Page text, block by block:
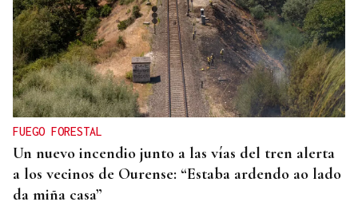
FUEGO FORESTAL
Un nuevo incendio junto a las vías del tren alerta
a los vecinos de Ourense: “Estaba ardendo ao lado
da miña casa”